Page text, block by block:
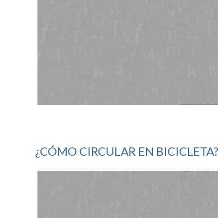
¿CÓMO CIRCULAR EN BICICLETA?